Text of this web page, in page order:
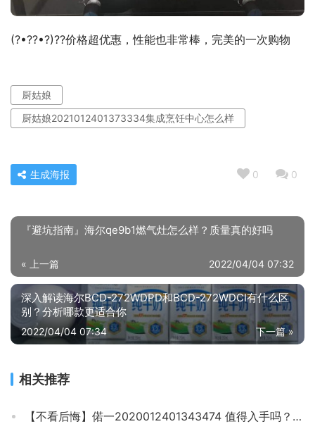
(?•??•?)??价格超优惠，性能也非常棒，完美的一次购物
厨姑娘
厨姑娘2021012401373334集成烹饪中心怎么样
0 0
生成海报
『避坑指南』海尔qe9b1燃气灶怎么样？质量真的好吗
« 上一篇 2022/04/04 07:32
深入解读海尔BCD-272WDPD和BCD-272WDCI有什么区
别？分析哪款更适合你
下一篇 »
2022/04/04 07:34
相关推荐
【不看后悔】偌一2020012401343474 值得入手吗？集成烹饪中心评测怎么样，分析质量好不好？